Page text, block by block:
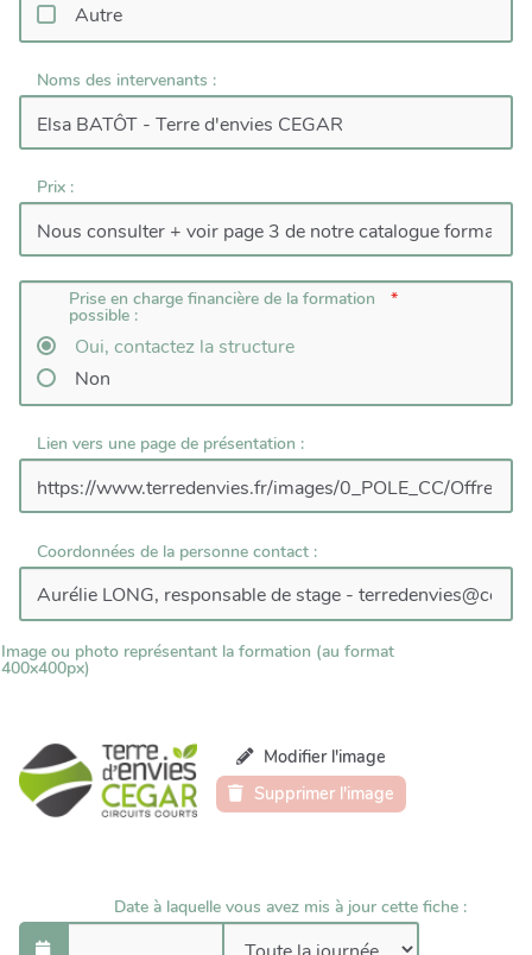
Autre
Noms des intervenants :
Prix :
Prise en charge financière de la formation
possible :
Oui, contactez la structure
Non
Lien vers une page de présentation :
Coordonnées de la personne contact :
Image ou photo représentant la formation (au format
400x400px)
Modifier l'image
Supprimer l'image
Date à laquelle vous avez mis à jour cette fiche :